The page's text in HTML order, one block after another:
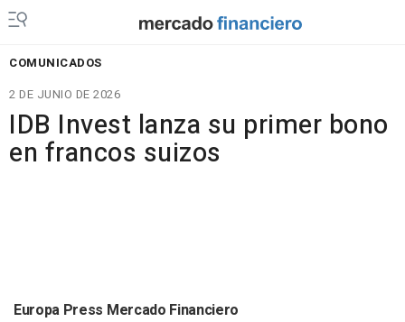
COMUNICADOS
2 DE JUNIO DE 2026
IDB Invest lanza su primer bono
en francos suizos
Europa Press Mercado Financiero